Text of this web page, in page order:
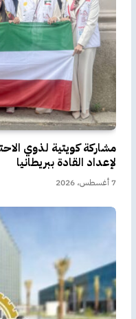
مشاركة كويتية لذوي
لإعداد القادة ببريطانيا
7 أغسطس، 2026